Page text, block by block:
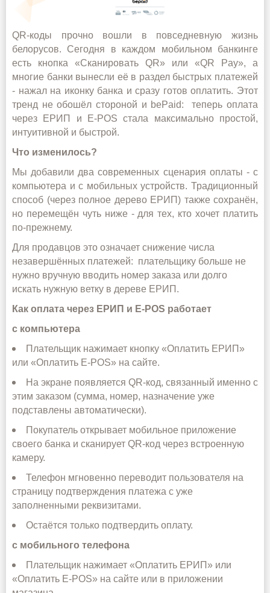
QR‑коды прочно вошли в повседневную жизнь
белорусов. Сегодня в каждом мобильном банкинге
есть кнопка «Сканировать QR» или «QR Pay», а
многие банки вынесли её в раздел быстрых платежей
- нажал на иконку банка и сразу готов оплатить. Этот
тренд не обошёл стороной и bePaid: теперь оплата
через ЕРИП и E-POS стала максимально простой,
интуитивной и быстрой.
Что изменилось?
Мы добавили два современных сценария оплаты - с
компьютера и с мобильных устройств. Традиционный
способ (через полное дерево ЕРИП) также сохранён,
но перемещён чуть ниже -для тех, кто хочет платить
по‑прежнему.
Для продавцов это означает снижение числа
незавершённых платежей: плательщику больше не
нужно вручную вводить номер заказа или долго
искать нужную ветку в дереве ЕРИП.
Как оплата через ЕРИП и E‑POS работает
с компьютера
Плательщик нажимает кнопку «Оплатить ЕРИП»
или «Оплатить E‑POS» на сайте.
На экране появляется QR‑код, связанный именно с
этим заказом (сумма, номер, назначение уже
подставлены автоматически).
Покупатель открывает мобильное приложение
своего банка и сканирует QR‑код через встроенную
камеру.
Телефон мгновенно переводит пользователя на
страницу подтверждения платежа с уже
заполненными реквизитами.
Остаётся только подтвердить оплату.
с мобильного телефона
Плательщик нажимает «Оплатить ЕРИП» или
«Оплатить E‑POS» на сайте или в приложении